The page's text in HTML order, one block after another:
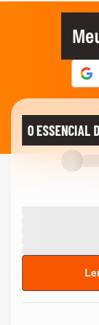
O ESSENCIAL